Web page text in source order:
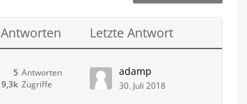
Antworten
Letzte Antwort
Antworten
5
Zugriffe
9,3k
adamp
30. Juli 2018